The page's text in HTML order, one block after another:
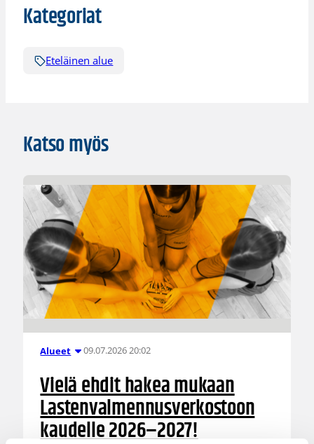
Kategoriat
Eteläinen alue
Katso myös
Alueet 09.07.2026 20:02
Vielä ehdit hakea mukaan
Lastenvalmennusverkostoon
kaudelle 2026–2027!